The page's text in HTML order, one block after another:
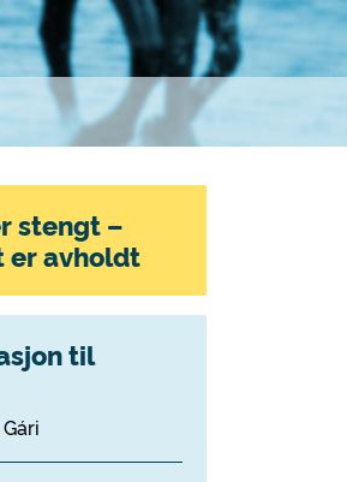
stengt –
er avholdt
til